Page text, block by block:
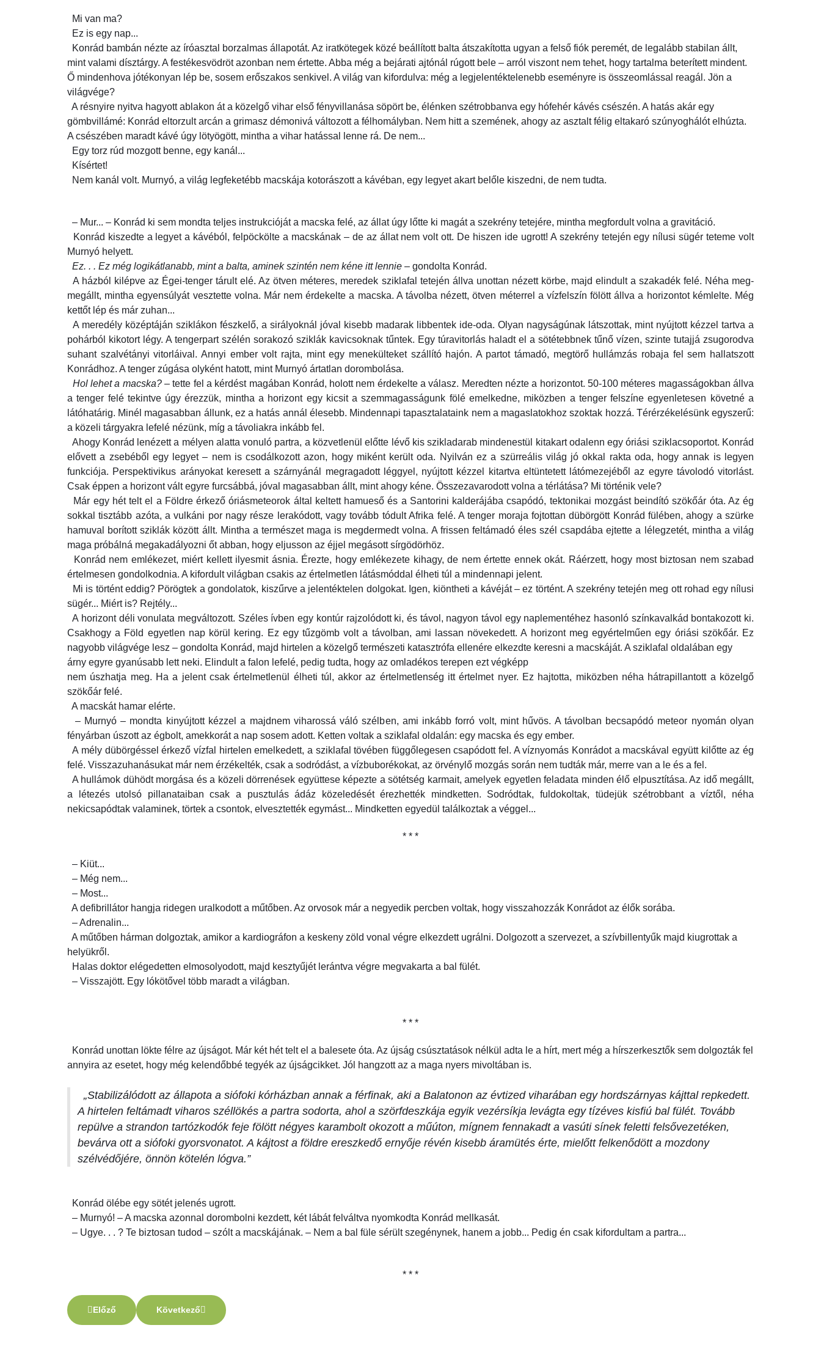
Mi van ma?
Ez is egy nap...
Konrád bambán nézte az íróasztal borzalmas állapotát. Az iratkötegek közé beállított balta átszakította ugyan a felső fiók peremét, de legalább stabilan állt,
mint valami dísztárgy. A festékesvödröt azonban nem értette. Abba még a bejárati ajtónál rúgott bele – arról viszont nem tehet, hogy tartalma beterített mindent.
Ő mindenhova jótékonyan lép be, sosem erőszakos senkivel. A világ van kifordulva: még a legjelentéktelenebb eseményre is összeomlással reagál. Jön a
világvége?
A résnyire nyitva hagyott ablakon át a közelgő vihar első fényvillanása söpört be, élénken szétrobbanva egy hófehér kávés csészén. A hatás akár egy
gömbvillámé: Konrád eltorzult arcán a grimasz démonivá változott a félhomályban. Nem hitt a szemének, ahogy az asztalt félig eltakaró szúnyoghálót elhúzta.
A csészében maradt kávé úgy lötyögött, mintha a vihar hatással lenne rá. De nem...
Egy torz rúd mozgott benne, egy kanál...
Kísértet!
Nem kanál volt. Murnyó, a világ legfeketébb macskája kotorászott a kávéban, egy legyet akart belőle kiszedni, de nem tudta.
– Mur... – Konrád ki sem mondta teljes instrukcióját a macska felé, az állat úgy lőtte ki magát a szekrény tetejére, mintha megfordult volna a gravitáció.
Konrád kiszedte a legyet a kávéból, felpöckölte a macskának – de az állat nem volt ott. De hiszen ide ugrott! A szekrény tetején egy nílusi sügér teteme volt
Murnyó helyett.
Ez. . . Ez még logikátlanabb, mint a balta, aminek szintén nem kéne itt lennie – gondolta Konrád.
A házból kilépve az Égei-tenger tárult elé. Az ötven méteres, meredek sziklafal tetején állva unottan nézett körbe, majd elindult a szakadék felé. Néha meg-
megállt, mintha egyensúlyát vesztette volna. Már nem érdekelte a macska. A távolba nézett, ötven méterrel a vízfelszín fölött állva a horizontot kémlelte. Még
kettőt lép és már zuhan...
A meredély középtáján sziklákon fészkelő, a sirályoknál jóval kisebb madarak libbentek ide-oda. Olyan nagyságúnak látszottak, mint nyújtott kézzel tartva a
pohárból kikotort légy. A tengerpart szélén sorakozó sziklák kavicsoknak tűntek. Egy túravitorlás haladt el a sötétebbnek tűnő vízen, szinte tutajjá zsugorodva
suhant szalvétányi vitorláival. Annyi ember volt rajta, mint egy menekülteket szállító hajón. A partot támadó, megtörő hullámzás robaja fel sem hallatszott
Konrádhoz. A tenger zúgása olyként hatott, mint Murnyó ártatlan dorombolása.
Hol lehet a macska?– tette fel a kérdést magában Konrád, holott nem érdekelte a válasz. Meredten nézte a horizontot. 50-100 méteres magasságokban állva
a tenger felé tekintve úgy érezzük, mintha a horizont egy kicsit a szemmagasságunk fölé emelkedne, miközben a tenger felszíne egyenletesen követné a
látóhatárig. Minél magasabban állunk, ez a hatás annál élesebb. Mindennapi tapasztalataink nem a magaslatokhoz szoktak hozzá. Térérzékelésünk egyszerű:
a közeli tárgyakra lefelé nézünk, míg a távoliakra inkább fel.
Ahogy Konrád lenézett a mélyen alatta vonuló partra, a közvetlenül előtte lévő kis szikladarab mindenestül kitakart odalenn egy óriási sziklacsoportot. Konrád
elővett a zsebéből egy legyet – nem is csodálkozott azon, hogy miként került oda. Nyilván ez a szürreális világ jó okkal rakta oda, hogy annak is legyen
funkciója. Perspektivikus arányokat keresett a szárnyánál megragadott léggyel, nyújtott kézzel kitartva eltüntetett látómezejéből az egyre távolodó vitorlást.
Csak éppen a horizont vált egyre furcsábbá, jóval magasabban állt, mint ahogy kéne. Összezavarodott volna a térlátása? Mi történik vele?
Már egy hét telt el a Földre érkező óriásmeteorok által keltett hamueső és a Santorini kalderájába csapódó, tektonikai mozgást beindító szökőár óta. Az ég
sokkal tisztább azóta, a vulkáni por nagy része lerakódott, vagy tovább tódult Afrika felé. A tenger moraja fojtottan dübörgött Konrád fülében, ahogy a szürke
hamuval borított sziklák között állt. Mintha a természet maga is megdermedt volna. A frissen feltámadó éles szél csapdába ejtette a lélegzetét, mintha a világ
maga próbálná megakadályozni őt abban, hogy eljusson az éjjel megásott sírgödörhöz.
Konrád nem emlékezet, miért kellett ilyesmit ásnia. Érezte, hogy emlékezete kihagy, de nem értette ennek okát. Ráérzett, hogy most biztosan nem szabad
értelmesen gondolkodnia. A kifordult világban csakis az értelmetlen látásmóddal élheti túl a mindennapi jelent.
Mi is történt eddig? Pörögtek a gondolatok, kiszűrve a jelentéktelen dolgokat. Igen, kiöntheti a kávéját – ez történt. A szekrény tetején meg ott rohad egy nílusi
sügér... Miért is? Rejtély...
A horizont déli vonulata megváltozott. Széles ívben egy kontúr rajzolódott ki, és távol, nagyon távol egy naplementéhez hasonló színkavalkád bontakozott ki.
Csakhogy a Föld egyetlen nap körül kering. Ez egy tűzgömb volt a távolban, ami lassan növekedett. A horizont meg egyértelműen egy óriási szökőár. Ez
nagyobb világvége lesz – gondolta Konrád, majd hirtelen a közelgő természeti katasztrófa ellenére elkezdte keresni a macskáját. A sziklafal oldalában egy
árny egyre gyanúsabb lett neki. Elindult a falon lefelé, pedig tudta, hogy az omladékos terepen ezt végképp
nem úszhatja meg. Ha a jelent csak értelmetlenül élheti túl, akkor az értelmetlenség itt értelmet nyer. Ez hajtotta, miközben néha hátrapillantott a közelgő
szökőár felé.
A macskát hamar elérte.
– Murnyó – mondta kinyújtott kézzel a majdnem viharossá váló szélben, ami inkább forró volt, mint hűvös. A távolban becsapódó meteor nyomán olyan
fényárban úszott az égbolt, amekkorát a nap sosem adott. Ketten voltak a sziklafal oldalán: egy macska és egy ember.
A mély dübörgéssel érkező vízfal hirtelen emelkedett, a sziklafal tövében függőlegesen csapódott fel. A víznyomás Konrádot a macskával együtt kilőtte az ég
felé. Visszazuhanásukat már nem érzékelték, csak a sodródást, a vízbuborékokat, az örvénylő mozgás során nem tudták már, merre van a le és a fel.
A hullámok dühödt morgása és a közeli dörrenések együttese képezte a sötétség karmait, amelyek egyetlen feladata minden élő elpusztítása. Az idő megállt,
a létezés utolsó pillanataiban csak a pusztulás ádáz közeledését érezhették mindketten. Sodródtak, fuldokoltak, tüdejük szétrobbant a víztől, néha
nekicsapódtak valaminek, törtek a csontok, elvesztették egymást... Mindketten egyedül találkoztak a véggel...
* * *
– Kiüt...
– Még nem...
– Most...
A defibrillátor hangja ridegen uralkodott a műtőben. Az orvosok már a negyedik percben voltak, hogy visszahozzák Konrádot az élők sorába.
– Adrenalin...
A műtőben hárman dolgoztak, amikor a kardiográfon a keskeny zöld vonal végre elkezdett ugrálni. Dolgozott a szervezet, a szívbillentyűk majd kiugrottak a
helyükről.
Halas doktor elégedetten elmosolyodott, majd kesztyűjét lerántva végre megvakarta a bal fülét.
– Visszajött. Egy lókötővel több maradt a világban.
* * *
Konrád unottan lökte félre az újságot. Már két hét telt el a balesete óta. Az újság csúsztatások nélkül adta le a hírt, mert még a hírszerkesztők sem dolgozták fel
annyira az esetet, hogy még kelendőbbé tegyék az újságcikket. Jól hangzott az a maga nyers mivoltában is.
„Stabilizálódott az állapota a siófoki kórházban annak a férfinak, aki a Balatonon az évtized viharában egy hordszárnyas kájttal repkedett.
A hirtelen feltámadt viharos széllökés a partra sodorta, ahol a szörfdeszkája egyik vezérsíkja levágta egy tízéves kisfiú bal fülét. Tovább
repülve a strandon tartózkodók feje fölött négyes karambolt okozott a műúton, mígnem fennakadt a vasúti sínek feletti felsővezetéken,
bevárva ott a siófoki gyorsvonatot. A kájtost a földre ereszkedő ernyője révén kisebb áramütés érte, mielőtt felkenődött a mozdony
szélvédőjére, önnön kötelén lógva.”
Konrád ölébe egy sötét jelenés ugrott.
– Murnyó! – A macska azonnal dorombolni kezdett, két lábát felváltva nyomkodta Konrád mellkasát.
– Ugye. . . ? Te biztosan tudod – szólt a macskájának. – Nem a bal füle sérült szegénynek, hanem a jobb... Pedig én csak kifordultam a partra...
* * *
Előző cikk: Tavasz
Előző Következő cikk: Murnyó
Következő